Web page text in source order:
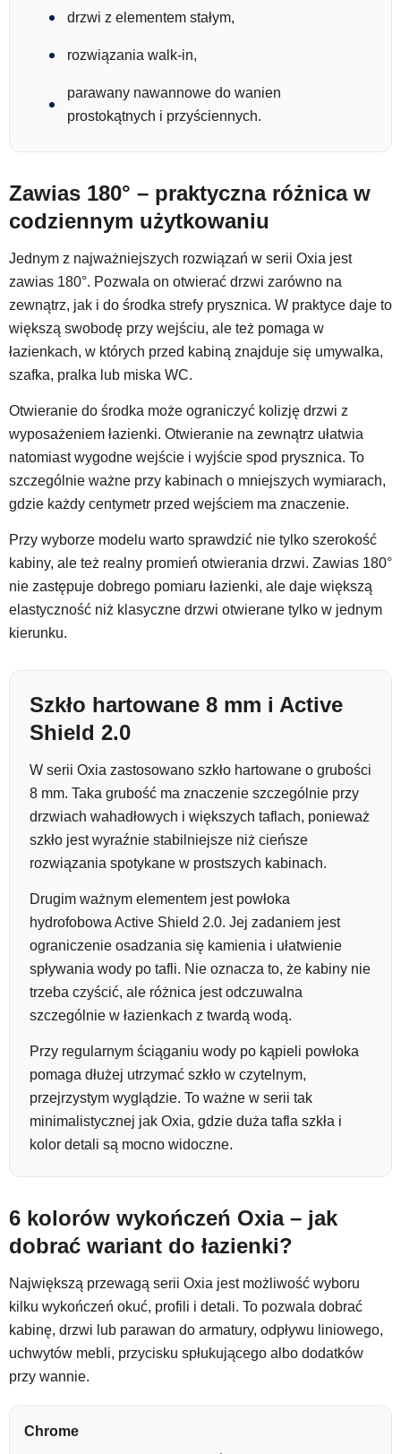
drzwi z elementem stałym,
rozwiązania walk-in,
parawany nawannowe do wanien
prostokątnych i przyściennych.
Zawias 180° – praktyczna różnica w
codziennym użytkowaniu
Jednym z najważniejszych rozwiązań w serii Oxia jest
zawias 180°. Pozwala on otwierać drzwi zarówno na
zewnątrz, jak i do środka strefy prysznica. W praktyce daje to
większą swobodę przy wejściu, ale też pomaga w
łazienkach, w których przed kabiną znajduje się umywalka,
szafka, pralka lub miska WC.
Otwieranie do środka może ograniczyć kolizję drzwi z
wyposażeniem łazienki. Otwieranie na zewnątrz ułatwia
natomiast wygodne wejście i wyjście spod prysznica. To
szczególnie ważne przy kabinach o mniejszych wymiarach,
gdzie każdy centymetr przed wejściem ma znaczenie.
Przy wyborze modelu warto sprawdzić nie tylko szerokość
kabiny, ale też realny promień otwierania drzwi. Zawias 180°
nie zastępuje dobrego pomiaru łazienki, ale daje większą
elastyczność niż klasyczne drzwi otwierane tylko w jednym
kierunku.
Szkło hartowane 8 mm i Active
Shield 2.0
W serii Oxia zastosowano szkło hartowane o grubości
8 mm. Taka grubość ma znaczenie szczególnie przy
drzwiach wahadłowych i większych taflach, ponieważ
szkło jest wyraźnie stabilniejsze niż cieńsze
rozwiązania spotykane w prostszych kabinach.
Drugim ważnym elementem jest powłoka
hydrofobowa Active Shield 2.0. Jej zadaniem jest
ograniczenie osadzania się kamienia i ułatwienie
spływania wody po tafli. Nie oznacza to, że kabiny nie
trzeba czyścić, ale różnica jest odczuwalna
szczególnie w łazienkach z twardą wodą.
Przy regularnym ściąganiu wody po kąpieli powłoka
pomaga dłużej utrzymać szkło w czytelnym,
przejrzystym wyglądzie. To ważne w serii tak
minimalistycznej jak Oxia, gdzie duża tafla szkła i
kolor detali są mocno widoczne.
6 kolorów wykończeń Oxia – jak
dobrać wariant do łazienki?
Największą przewagą serii Oxia jest możliwość wyboru
kilku wykończeń okuć, profili i detali. To pozwala dobrać
kabinę, drzwi lub parawan do armatury, odpływu liniowego,
uchwytów mebli, przycisku spłukującego albo dodatków
przy wannie.
Chrome